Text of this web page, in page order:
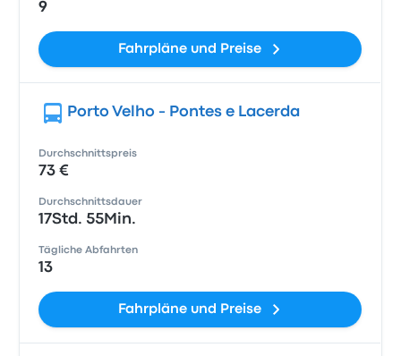
9
Fahrpläne und Preise
Porto Velho - Pontes e Lacerda
Durchschnittspreis
73 €
Durchschnittsdauer
17Std. 55Min.
Tägliche Abfahrten
13
Fahrpläne und Preise